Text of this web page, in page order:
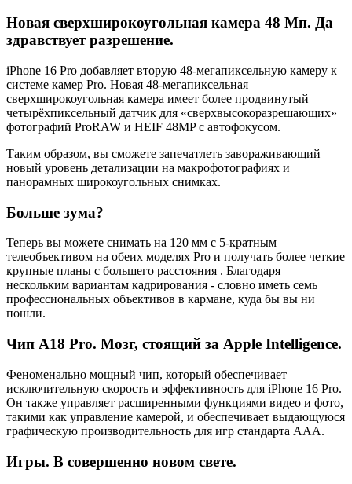
Новая сверхширокоугольная камера 48 Мп. Да
здравствует разрешение.
iPhone 16 Pro добавляет вторую 48-мегапиксельную камеру к
системе камер Pro. Новая 48-мегапиксельная
сверхширокоугольная камера имеет более продвинутый
четырёхпиксельный датчик для «сверхвысокоразрешающих»
фотографий ProRAW и HEIF 48MP с автофокусом.
Таким образом, вы сможете запечатлеть завораживающий
новый уровень детализации на макрофотографиях и
панорамных широкоугольных снимках.
Больше зума?
Теперь вы можете снимать на 120 мм с 5-кратным
телеобъективом на обеих моделях Pro и получать более четкие
крупные планы с большего расстояния . Благодаря
нескольким вариантам кадрирования - словно иметь семь
профессиональных объективов в кармане, куда бы вы ни
пошли.
Чип A18 Pro. Мозг, стоящий за Apple Intelligence.
Феноменально мощный чип, который обеспечивает
исключительную скорость и эффективность для iPhone 16 Pro.
Он также управляет расширенными функциями видео и фото,
такими как управление камерой, и обеспечивает выдающуюся
графическую производительность для игр стандарта AAA.
Игры. В совершенно новом свете.